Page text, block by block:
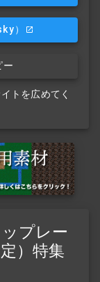
）
ー
トを広めてく
プレー
）特集